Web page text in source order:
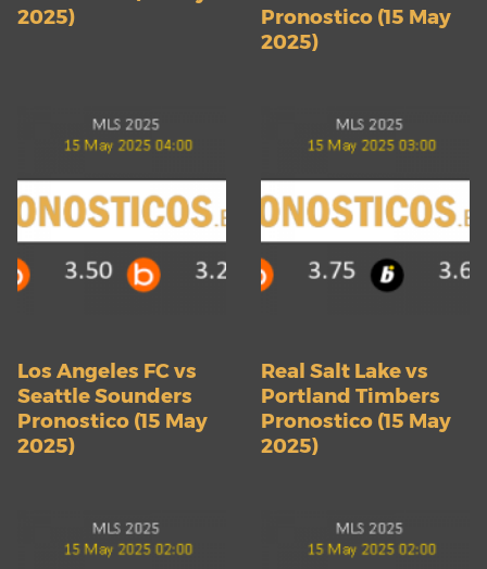
2025)
Pronostico (15 May
2025)
Los Angeles FC vs
Seattle Sounders
Pronostico (15 May
2025)
Real Salt Lake vs
Portland Timbers
Pronostico (15 May
2025)